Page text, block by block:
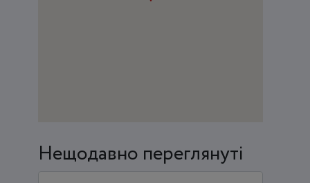
Нещодавно переглянуті